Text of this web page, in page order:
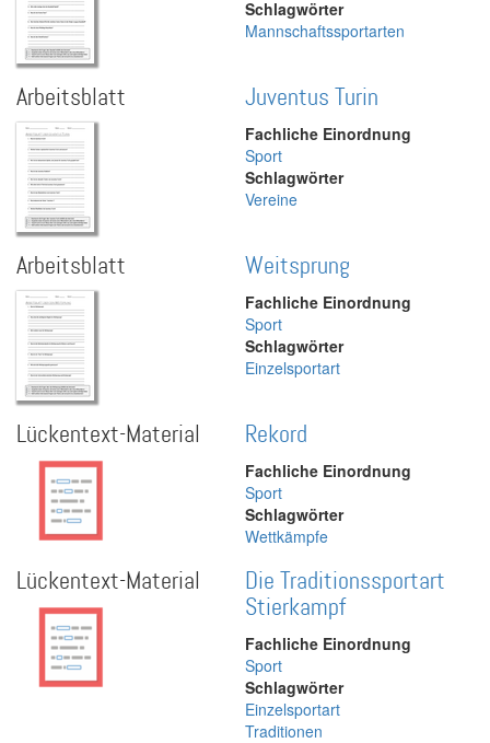
Schlagwörter
Mannschaftssportarten
Arbeitsblatt Juventus Turin
Fachliche Einordnung
Sport
Schlagwörter
Vereine
Arbeitsblatt Weitsprung
Fachliche Einordnung
Sport
Schlagwörter
Einzelsportart
Lückentext-Material Rekord
Fachliche Einordnung
Sport
Schlagwörter
Wettkämpfe
Lückentext-Material
Die Traditionssportart
Stierkampf
Fachliche Einordnung
Sport
Schlagwörter
Einzelsportart
Traditionen